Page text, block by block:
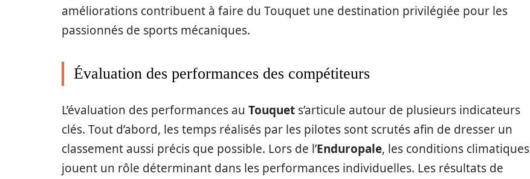
améliorations contribuent à faire du Touquet une destination privilégiée pour les
passionnés de sports mécaniques.
Évaluation des performances des compétiteurs
L’évaluation des performances au Touquet s’articule autour de plusieurs indicateurs
clés. Tout d’abord, les temps réalisés par les pilotes sont scrutés afin de dresser un
classement aussi précis que possible. Lors de l’Enduropale, les conditions climatiques
jouent un rôle déterminant dans les performances individuelles. Les résultats de